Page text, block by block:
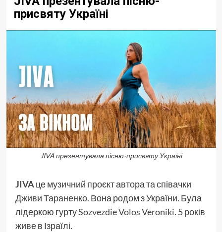
присвяту Україні
JIVA презентувала пісню-присвяту Україні
JIVA це музичний проєкт автора та співачки
Дживи Тараненко. Вона родом з України. Була
лідеркою гуртуSozvezdie Volos Veroniki. 5 років
живе в Ізраїлі.